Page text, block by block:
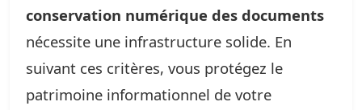
conservation numérique des documents
nécessite une infrastructure solide. En
suivant ces critères, vous protégez le
patrimoine informationnel de votre